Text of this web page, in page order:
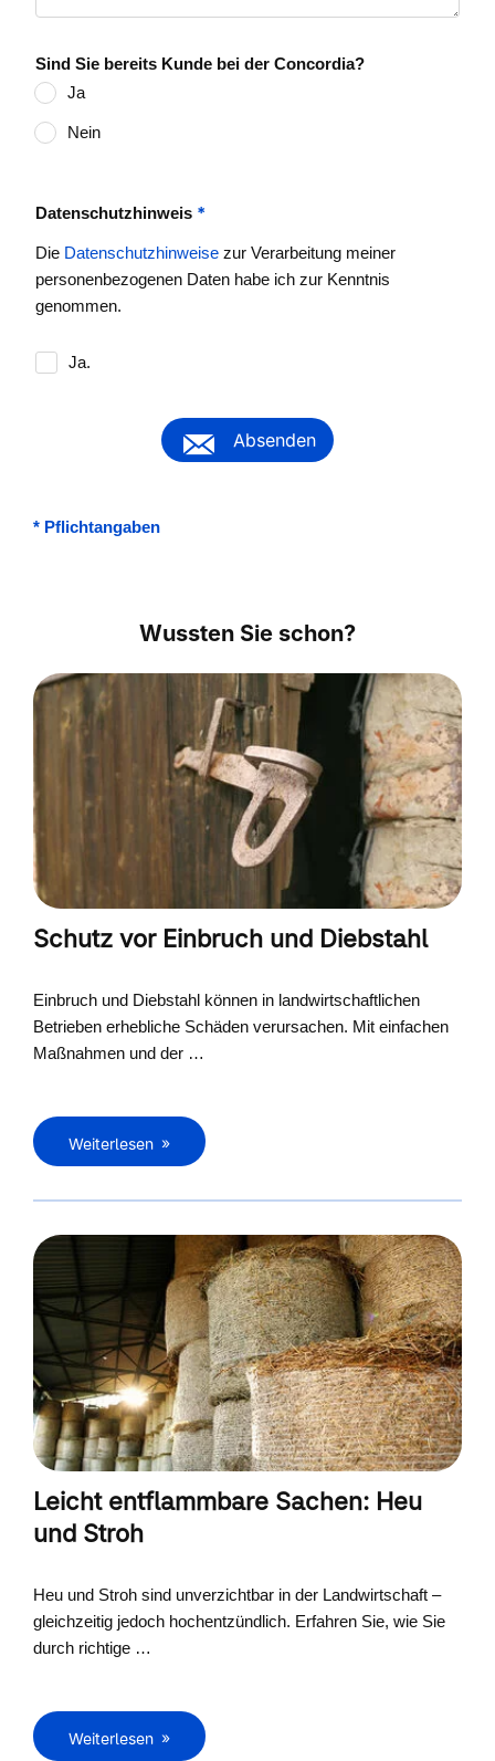
Sind Sie bereits Kunde bei der Concordia?
Ja
Nein
Datenschutzhinweis *
Die Datenschutzhinweise zur Verarbeitung meiner
personenbezogenen Daten habe ich zur Kenntnis
genommen.
Ja.
Absenden
* Pflichtangaben
Wussten Sie schon?
Schutz vor Einbruch und Diebstahl
Einbruch und Diebstahl können in landwirtschaftlichen
Betrieben erhebliche Schäden verursachen. Mit einfachen
Maßnahmen und der …
Weiterlesen
Leicht entflammbare Sachen: Heu
und Stroh
Heu und Stroh sind unverzichtbar in der Landwirtschaft –
gleichzeitig jedoch hochentzündlich. Erfahren Sie, wie Sie
durch richtige …
Weiterlesen